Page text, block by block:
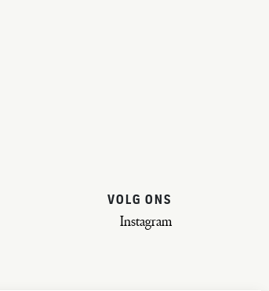
VOLG ONS
Instagram